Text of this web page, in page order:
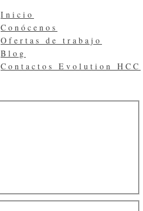
Inicio
Conócenos
Ofertas de trabajo
Blog
Contactos Evolution HCC